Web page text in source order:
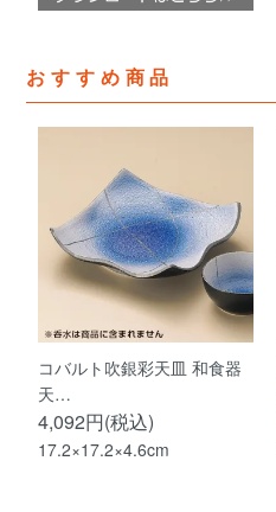
おすすめ商品
コバルト吹銀彩天皿 和食器
天…
4,092円(税込)
17.2×17.2×4.6cm